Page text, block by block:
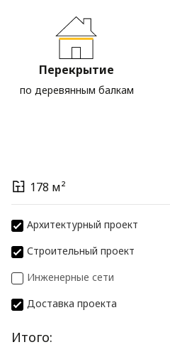
Перекрытие
по деревянным балкам
178 м²
Архитектурный проект
Строительный проект
Инженерные сети
Доставка проекта
Итого: